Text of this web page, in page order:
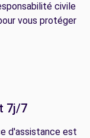
civile
vous protéger
7j/7
d'assistance est